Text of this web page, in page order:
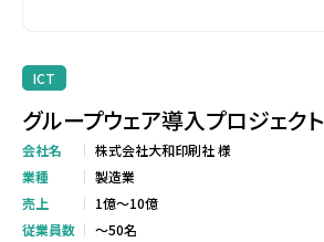
ICT
グループウェア導入プロジェクト
会社名
株式会社大和印刷社 様
業種
製造業
売上
1億～10億
従業員数
～50名